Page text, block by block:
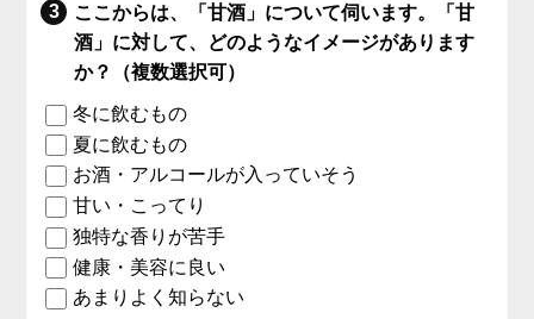
ここからは、「甘酒」について伺います。「甘
酒」に対して、どのようなイメージがあります
か？（複数選択可）
冬に飲むもの
夏に飲むもの
お酒・アルコールが入っていそう
甘い・こってり
独特な香りが苦手
健康・美容に良い
あまりよく知らない